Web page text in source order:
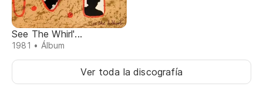
See The Whirl'...
1981 • Álbum
Ver toda la discografía